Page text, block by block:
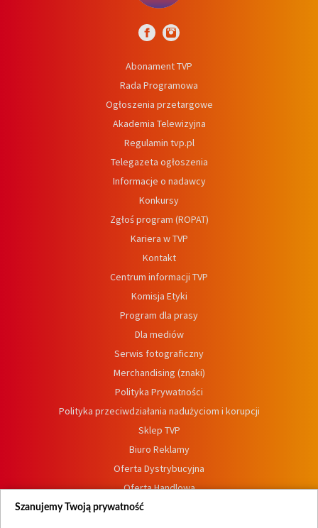
Abonament TVP
Rada Programowa
Ogłoszenia przetargowe
Akademia Telewizyjna
Regulamin tvp.pl
Telegazeta ogłoszenia
Informacje o nadawcy
Konkursy
Zgłoś program (ROPAT)
Kariera w TVP
Kontakt
Centrum informacji TVP
Komisja Etyki
Program dla prasy
Dla mediów
Serwis fotograficzny
Merchandising (znaki)
Polityka Prywatności
Polityka przeciwdziałania nadużyciom i korupcji
Sklep TVP
Biuro Reklamy
Oferta Dystrybucyjna
Oferta Handlowa
Dostępność
Szanujemy Twoją prywatność